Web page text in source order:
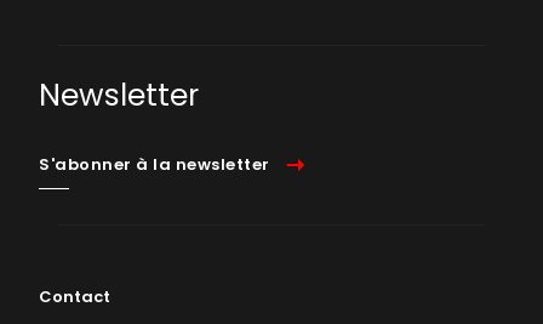
Newsletter
S'abonner à la newsletter
Contact